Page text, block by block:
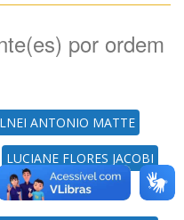
por ordem
ANTONIO MATTE
LUCIANE FLORES JACOBI